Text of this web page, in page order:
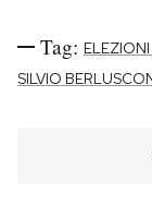
Tag:
SILVIO